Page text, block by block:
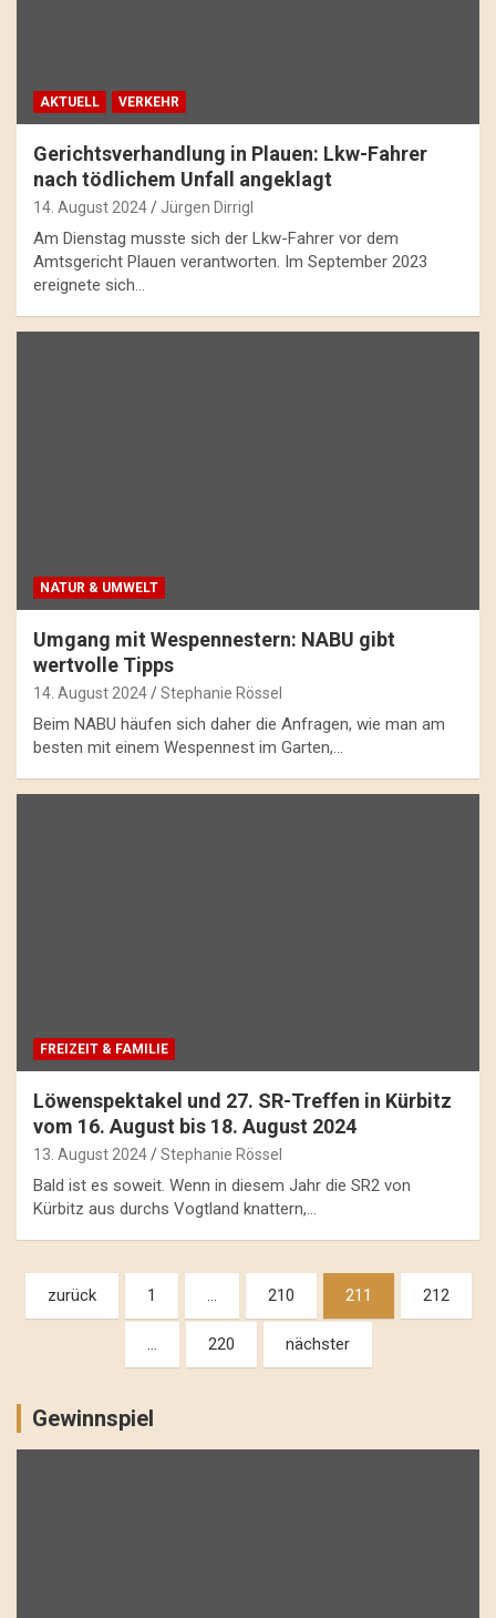
AKTUELL VERKEHR
Gerichtsverhandlung in Plauen: Lkw-Fahrer
nach tödlichem Unfall angeklagt
14. August 2024 Jürgen Dirrigl
Am Dienstag musste sich der Lkw-Fahrer vor dem
Amtsgericht Plauen verantworten. Im September 2023
ereignete sich…
NATUR & UMWELT
Umgang mit Wespennestern: NABU gibt
wertvolle Tipps
14. August 2024 Stephanie Rössel
Beim NABU häufen sich daher die Anfragen, wie man am
besten mit einem Wespennest im Garten,…
FREIZEIT & FAMILIE
Löwenspektakel und 27. SR-Treffen in Kürbitz
vom 16. August bis 18. August 2024
13. August 2024 Stephanie Rössel
Bald ist es soweit. Wenn in diesem Jahr die SR2 von
Kürbitz aus durchs Vogtland knattern,…
Beitragsnavigation
zurück 1 … 210 211 212
… 220 nächster
Gewinnspiel